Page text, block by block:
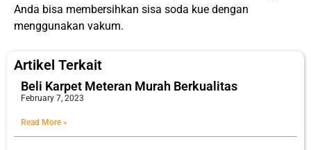
Anda bisa membersihkan sisa soda kue dengan
menggunakan vakum.
Artikel Terkait
Beli Karpet Meteran Murah Berkualitas
February 7, 2023
Read More »